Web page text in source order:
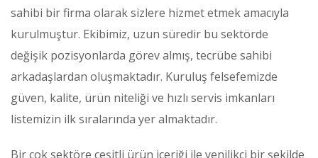
sahibi bir firma olarak sizlere hizmet etmek amacıyla
kurulmuştur. Ekibimiz, uzun süredir bu sektörde
değişik pozisyonlarda görev almış, tecrübe sahibi
arkadaşlardan oluşmaktadır. Kuruluş felsefemizde
güven, kalite, ürün niteliği ve hızlı servis imkanları
listemizin ilk sıralarında yer almaktadır.
Bir çok sektöre çeşitli ürün içeriği ile yenilikçi bir şekilde